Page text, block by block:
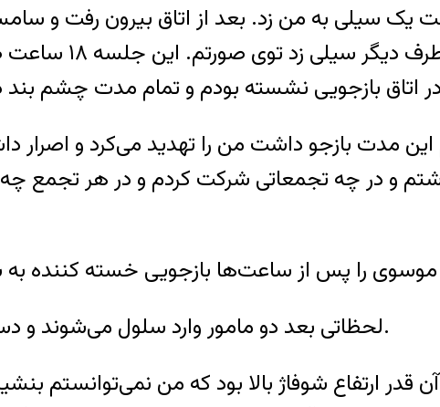
و گفت: امضا
مدت بازجو داشت من را تهدید می‌کرد و اصرار
و در چه تجمعاتی شرکت کردم و در هر تجمع چه
لحظاتی بعد دو مامور وارد سلول می‌شوند و دستهای او را به میله‌های شوفاژ داخل سلول قفل می‌کنند.
ارتفاع شوفاژ بالا بود که من نمی‌توانستم